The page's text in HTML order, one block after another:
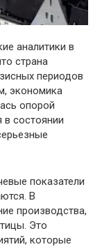
аналитики в
страна
периодов
экономика
опорой
в состоянии
показатели
В
производства,
Это
которые